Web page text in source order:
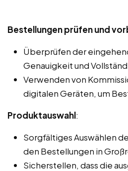
Bestellungen prüfen und
Überprüfen der
Genauigkeit und
Verwenden von
digitalen Geräten, um
Produktauswahl:
Sorgfältiges Auswählen
den Bestellungen in
Sicherstellen, dass die